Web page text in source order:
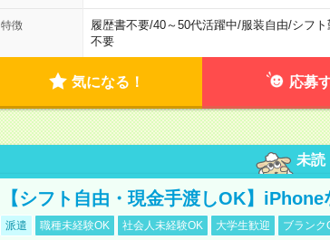
特徴 履歴書不要/40～50代活躍中/服装自由/シフト
不要
気になる！ 応募
未読
【シフト自由・現金手渡しOK】
派遣 職種未経験OK 社会人未経験OK 大学生歓迎 ブランク